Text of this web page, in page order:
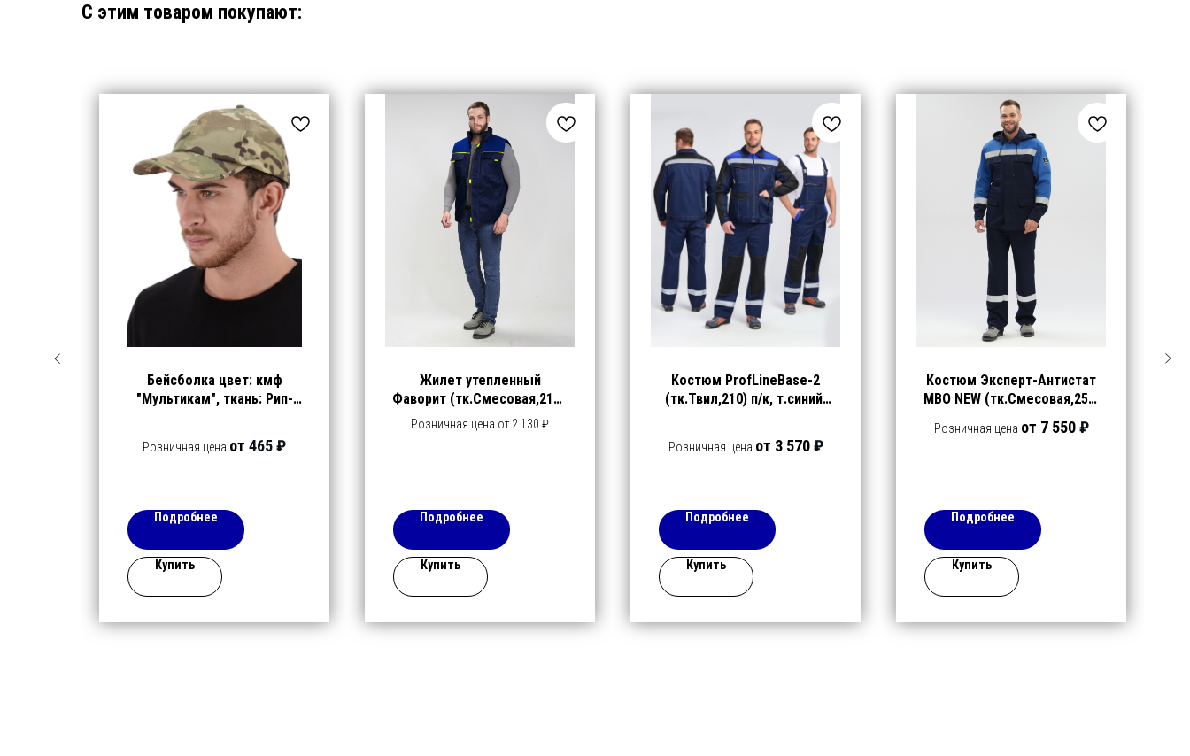
С этим товаром покупают:
Бейсболка цвет: кмф
"Мультикам", ткань: Рип-
Розничная цена от 465 ₽
Подробнее
Купить
Жилет утепленный
Фаворит (тк.Смесовая,210),
т.синий/васильковый
Розничная цена от 2 130 ₽
Подробнее
Купить
Костюм ProfLineBase-2
(тк.Твил,210) п/к, т.синий/
Розничная цена от 3 570₽
Подробнее
Купить
Костюм Эксперт-Антистат
МВО NEW (тк.Смесовая,250)
п/к, т.синий/васильковый
Розничная цена от 7 550₽
Подробнее
Купить